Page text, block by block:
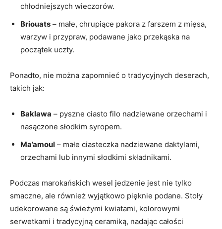
chłodniejszych ⁣wieczorów.
Briouats – małe, chrupiące pakora z farszem‌ z mięsa,⁣
warzyw i przypraw, podawane jako przekąska⁣ na
początek⁤ uczty.
Ponadto, nie można zapomnieć o tradycyjnych deserach,
takich jak:
Baklawa – pyszne ciasto filo nadziewane orzechami i
nasączone słodkim⁢ syropem.
Ma’amoul – ‍małe ciasteczka nadziewane daktylami,
orzechami lub innymi ⁢słodkimi składnikami.
Podczas ​marokańskich wesel jedzenie jest nie ⁢tylko
smaczne, ale również wyjątkowo pięknie podane. Stoły
udekorowane są świeżymi kwiatami, kolorowymi
serwetkami i tradycyjną ceramiką, nadając całości